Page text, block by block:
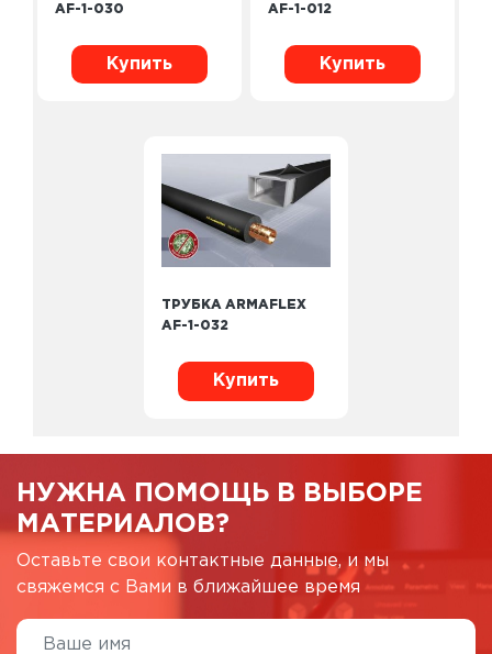
AF-1-030
Купить
AF-1-012
Купить
ТРУБКА ARMAFLEX
AF-1-032
Купить
НУЖНА ПОМОЩЬ В ВЫБОРЕ
МАТЕРИАЛОВ?
Оставьте свои контактные данные, и мы
свяжемся с Вами в ближайшее время